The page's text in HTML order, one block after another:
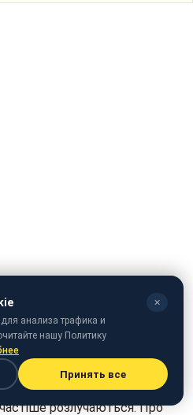
і дослідження, в ході яких
розлучаються. Про
✕
анализа трафика и
нашу Политику
Принять все